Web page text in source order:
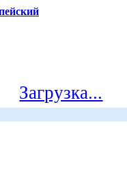
Загрузка...